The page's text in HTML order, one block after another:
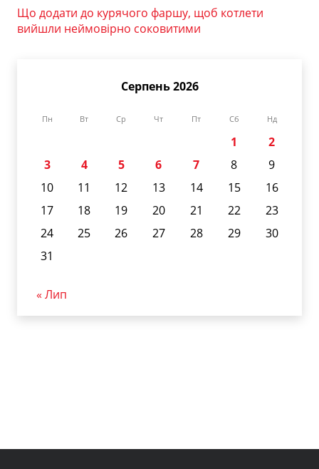
Що додати до курячого фаршу, щоб котлети
вийшли неймовірно соковитими
Серпень 2026
Пн Вт Ср Чт Пт Сб Нд
1
2
3
4 5 6 7 8
9
10
11 12 13 14 15
16
17
18 19 20 21 22
23
24
25 26 27 28 29
30
31
« Лип